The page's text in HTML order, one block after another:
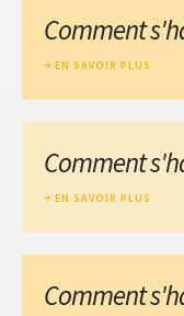
Comment
EN SAVOIR PLUS
Comment
EN SAVOIR PLUS
Comment